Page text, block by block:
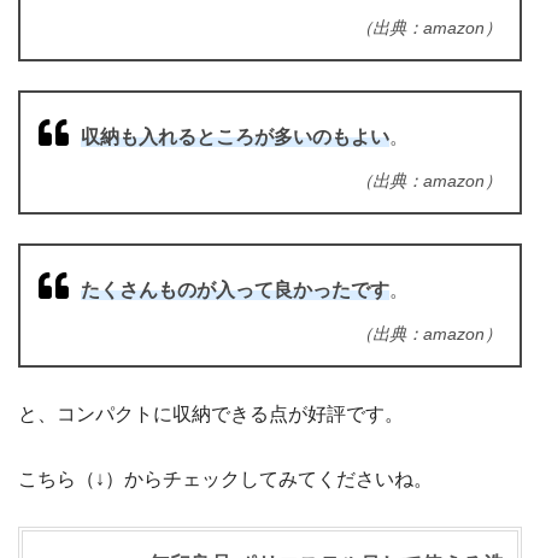
（出典：amazon）
収納も入れるところが多いのもよい。
（出典：amazon）
たくさんものが入って良かったです。
（出典：amazon）
と、コンパクトに収納できる点が好評です。
こちら（↓）からチェックしてみてくださいね。